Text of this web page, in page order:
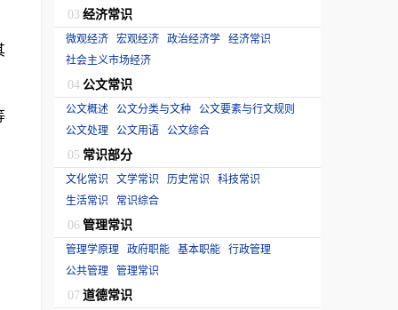
03 经济常识
微观经济 宏观经济 政治经济学 经济常识
社会主义市场经济
04 公文常识
公文概述 公文分类与文种 公文要素与行文规则
公文处理 公文用语 公文综合
05 常识部分
文化常识 文学常识 历史常识 科技常识
生活常识
常识综合
06 管理常识
管理学原理 政府职能 基本职能 行政管理
公共管理 管理常识
07 道德常识